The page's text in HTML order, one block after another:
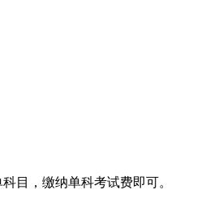
目，缴纳单科考试费即可。